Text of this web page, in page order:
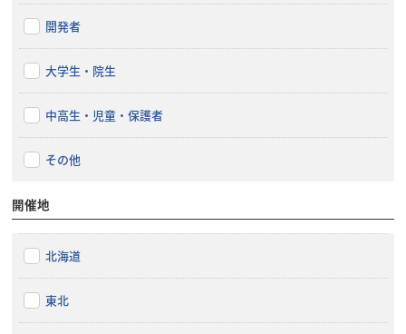
開発者
大学生・院生
中高生・児童・保護者
その他
開催地
北海道
東北